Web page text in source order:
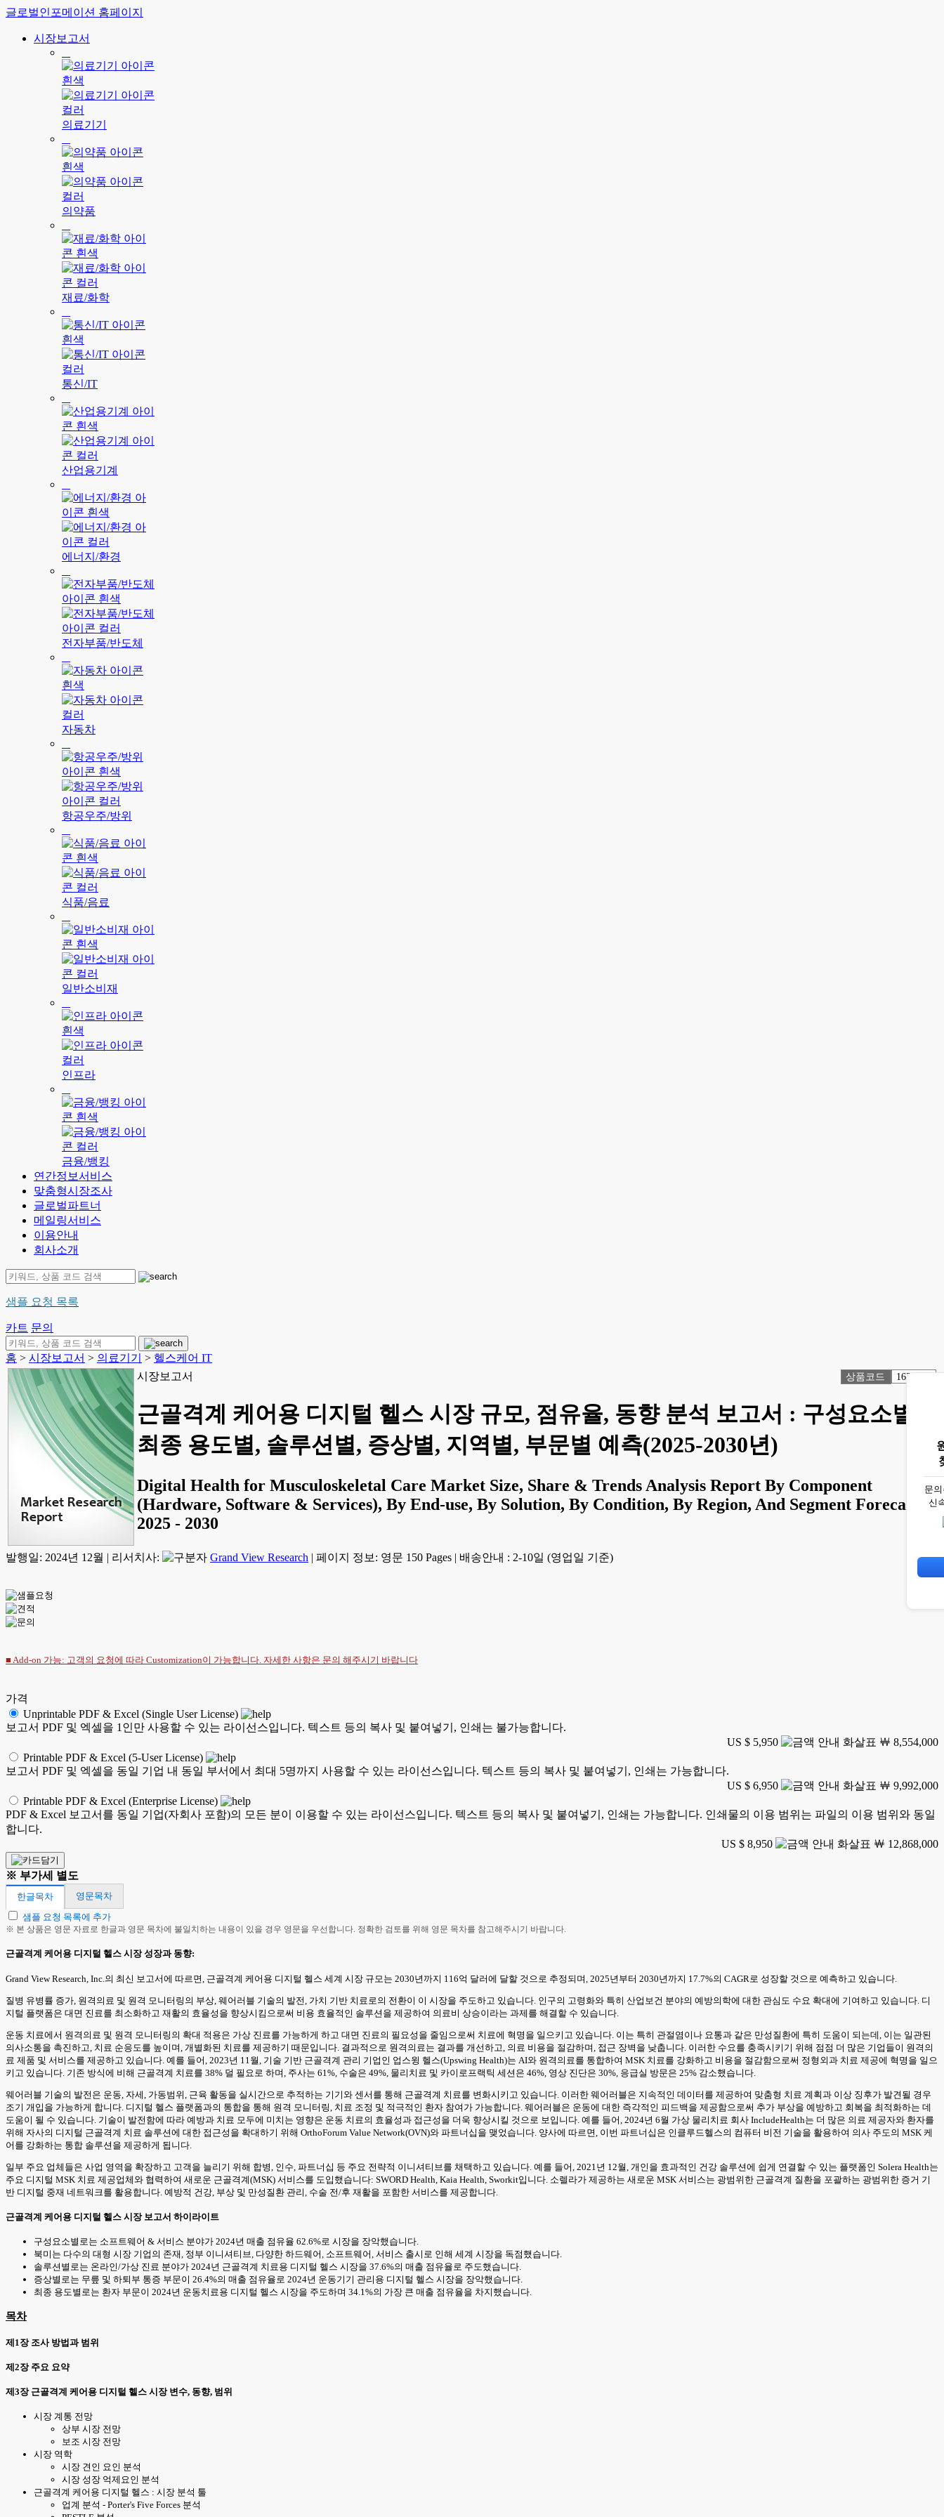
글로벌인포메이션 홈페이지
시장보고서
의료기기
의약품
재료/화학
통신/IT
산업용기계
에너지/환경
전자부품/반도체
자동차
항공우주/방위
식품/음료
일반소비재
인프라
금융/뱅킹
연간정보서비스
맞춤형시장조사
글로벌파트너
메일링서비스
이용안내
회사소개
샘플 요청 목록
카트 문의
홈 > 시장보고서 > 의료기기 > 헬스케어 IT
시장보고서
상품코드 1631537
근골격계 케어용 디지털 헬스 시장 규모, 점유율, 동향 분석 보고서 : 구성요소별,
최종 용도별, 솔루션별, 증상별, 지역별, 부문별 예측(2025-2030년)
Digital Health for Musculoskeletal Care Market Size, Share & Trends Analysis Report By Component
(Hardware, Software & Services), By End-use, By Solution, By Condition, By Region, And Segment Forecasts,
2025 - 2030
발행일: 2024년 12월 | 리서치사: Grand View Research | 페이지 정보: 영문 150 Pages | 배송안내 : 2-10일 (영업일 기준)
■ Add-on 가능: 고객의 요청에 따라 Customization이 가능합니다. 자세한 사항은 문의 해주시기 바랍니다
가격
Unprintable PDF & Excel (Single User License)
보고서 PDF 및 엑셀을 1인만 사용할 수 있는 라이선스입니다. 텍스트 등의 복사 및 붙여넣기, 인쇄는 불가능합니다.
US $ 5,950
￦ 8,554,000
Printable PDF & Excel (5-User License)
보고서 PDF 및 엑셀을 동일 기업 내 동일 부서에서 최대 5명까지 사용할 수 있는 라이선스입니다. 텍스트 등의 복사 및 붙여넣기, 인쇄는 가능합니다.
US $ 6,950
￦ 9,992,000
Printable PDF & Excel (Enterprise License)
PDF & Excel 보고서를 동일 기업(자회사 포함)의 모든 분이 이용할 수 있는 라이선스입니다. 텍스트 등의 복사 및 붙여넣기, 인쇄는 가능합니다. 인쇄물의 이용 범위는 파일의 이용 범위와 동일
합니다.
US $ 8,950
￦ 12,868,000
※ 부가세 별도
한글목차
영문목차
샘플 요청 목록에 추가
※ 본 상품은 영문 자료로 한글과 영문 목차에 불일치하는 내용이 있을 경우 영문을 우선합니다. 정확한 검토를 위해 영문 목차를 참고해주시기 바랍니다.
근골격계 케어용 디지털 헬스 시장 성장과 동향:
Grand View Research, Inc.의 최신 보고서에 따르면, 근골격계 케어용 디지털 헬스 세계 시장 규모는 2030년까지 116억 달러에 달할 것으로 추정되며, 2025년부터 2030년까지 17.7%의 CAGR로 성장할 것으로 예측하고 있습니다.
질병 유병률 증가, 원격의료 및 원격 모니터링의 부상, 웨어러블 기술의 발전, 가치 기반 치료로의 전환이 이 시장을 주도하고 있습니다. 인구의 고령화와 특히 산업보건 분야의 예방의학에 대한 관심도 수요 확대에 기여하고 있습니다. 디
지털 플랫폼은 대면 진료를 최소화하고 재활의 효율성을 향상시킴으로써 비용 효율적인 솔루션을 제공하여 의료비 상승이라는 과제를 해결할 수 있습니다.
운동 치료에서 원격의료 및 원격 모니터링의 확대 적용은 가상 진료를 가능하게 하고 대면 진료의 필요성을 줄임으로써 치료에 혁명을 일으키고 있습니다. 이는 특히 관절염이나 요통과 같은 만성질환에 특히 도움이 되는데, 이는 일관된
의사소통을 촉진하고, 치료 순응도를 높이며, 개별화된 치료를 제공하기 때문입니다. 결과적으로 원격의료는 결과를 개선하고, 의료 비용을 절감하며, 접근 장벽을 낮춥니다. 이러한 수요를 충족시키기 위해 점점 더 많은 기업들이 원격의
료 제품 및 서비스를 제공하고 있습니다. 예를 들어, 2023년 11월, 기술 기반 근골격계 관리 기업인 업스윙 헬스(Upswing Health)는 AI와 원격의료를 통합하여 MSK 치료를 강화하고 비용을 절감함으로써 정형외과 치료 제공에 혁명을 일으
키고 있습니다. 기존 방식에 비해 근골격계 치료를 38% 덜 필요로 하며, 주사는 61%, 수술은 49%, 물리치료 및 카이로프랙틱 세션은 46%, 영상 진단은 30%, 응급실 방문은 25% 감소했습니다.
웨어러블 기술의 발전은 운동, 자세, 가동범위, 근육 활동을 실시간으로 추적하는 기기와 센서를 통해 근골격계 치료를 변화시키고 있습니다. 이러한 웨어러블은 지속적인 데이터를 제공하여 맞춤형 치료 계획과 이상 징후가 발견될 경우
조기 개입을 가능하게 합니다. 디지털 헬스 플랫폼과의 통합을 통해 원격 모니터링, 치료 조정 및 적극적인 환자 참여가 가능합니다. 웨어러블은 운동에 대한 즉각적인 피드백을 제공함으로써 추가 부상을 예방하고 회복을 최적화하는 데
도움이 될 수 있습니다. 기술이 발전함에 따라 예방과 치료 모두에 미치는 영향은 운동 치료의 효율성과 접근성을 더욱 향상시킬 것으로 보입니다. 예를 들어, 2024년 6월 가상 물리치료 회사 IncludeHealth는 더 많은 의료 제공자와 환자를
위해 자사의 디지털 근골격계 치료 솔루션에 대한 접근성을 확대하기 위해 OrthoForum Value Network(OVN)와 파트너십을 맺었습니다. 양사에 따르면, 이번 파트너십은 인클루드헬스의 컴퓨터 비전 기술을 활용하여 의사 주도의 MSK 케
어를 강화하는 통합 솔루션을 제공하게 됩니다.
일부 주요 업체들은 사업 영역을 확장하고 고객을 늘리기 위해 합병, 인수, 파트너십 등 주요 전략적 이니셔티브를 채택하고 있습니다. 예를 들어, 2021년 12월, 개인을 효과적인 건강 솔루션에 쉽게 연결할 수 있는 플랫폼인 Solera Health는
주요 디지털 MSK 치료 제공업체와 협력하여 새로운 근골격계(MSK) 서비스를 도입했습니다: SWORD Health, Kaia Health, Sworkit입니다. 소렐라가 제공하는 새로운 MSK 서비스는 광범위한 근골격계 질환을 포괄하는 광범위한 증거 기
반 디지털 중재 네트워크를 활용합니다. 예방적 건강, 부상 및 만성질환 관리, 수술 전/후 재활을 포함한 서비스를 제공합니다.
근골격계 케어용 디지털 헬스 시장 보고서 하이라이트
구성요소별로는 소프트웨어 & 서비스 분야가 2024년 매출 점유율 62.6%로 시장을 장악했습니다.
북미는 다수의 대형 시장 기업의 존재, 정부 이니셔티브, 다양한 하드웨어, 소프트웨어, 서비스 출시로 인해 세계 시장을 독점했습니다.
솔루션별로는 온라인/가상 진료 분야가 2024년 근골격계 치료용 디지털 헬스 시장을 37.6%의 매출 점유율로 주도했습니다.
증상별로는 무릎 및 하퇴부 통증 부문이 26.4%의 매출 점유율로 2024년 운동기기 관리용 디지털 헬스 시장을 장악했습니다.
최종 용도별로는 환자 부문이 2024년 운동치료용 디지털 헬스 시장을 주도하며 34.1%의 가장 큰 매출 점유율을 차지했습니다.
목차
제1장 조사 방법과 범위
제2장 주요 요약
제3장 근골격계 케어용 디지털 헬스 시장 변수, 동향, 범위
시장 계통 전망
상부 시장 전망
보조 시장 전망
시장 역학
시장 견인 요인 분석
시장 성장 억제요인 분석
근골격계 케어용 디지털 헬스 : 시장 분석 툴
업계 분석 - Porter's Five Forces 분석
문
신